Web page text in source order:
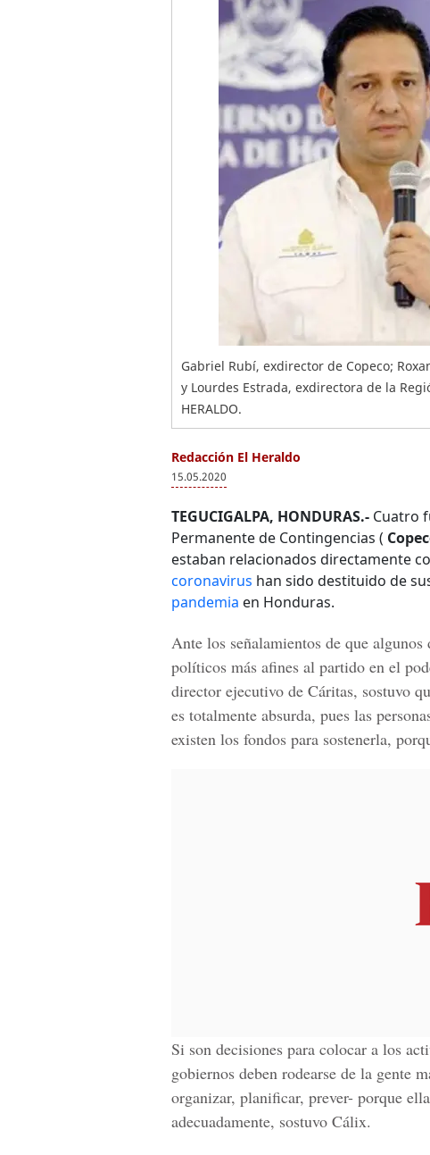
Gabriel Rubí, exdirector de Copeco;
y Lourdes Estrada, exdirectora de la
HERALDO.
Redacción El Heraldo
15.05.2020
TEGUCIGALPA, HONDURAS.- Cuatro
Permanente de Contingencias (
estaban relacionados directamente
coronavirus han sido destituido de
pandemia en Honduras.
Ante los señalamientos de que
políticos más afines al partido en el
director ejecutivo de Cáritas, sostuvo
es totalmente absurda, pues las
existen los fondos para sostenerla,
Si son decisiones para colocar a los
gobiernos deben rodearse de la gente
organizar, planificar, prever- porque
adecuadamente, sostuvo Cálix.